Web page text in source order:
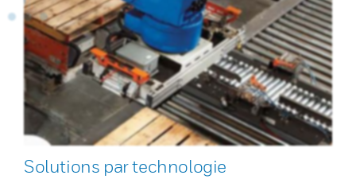
Solutions par technologie